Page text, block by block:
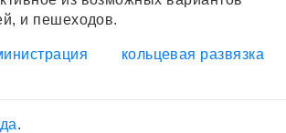
и пешеходов.
кольцевая развязка
.